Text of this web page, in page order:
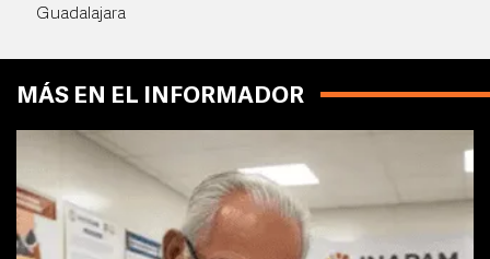
Guadalajara
MÁS EN EL INFORMADOR